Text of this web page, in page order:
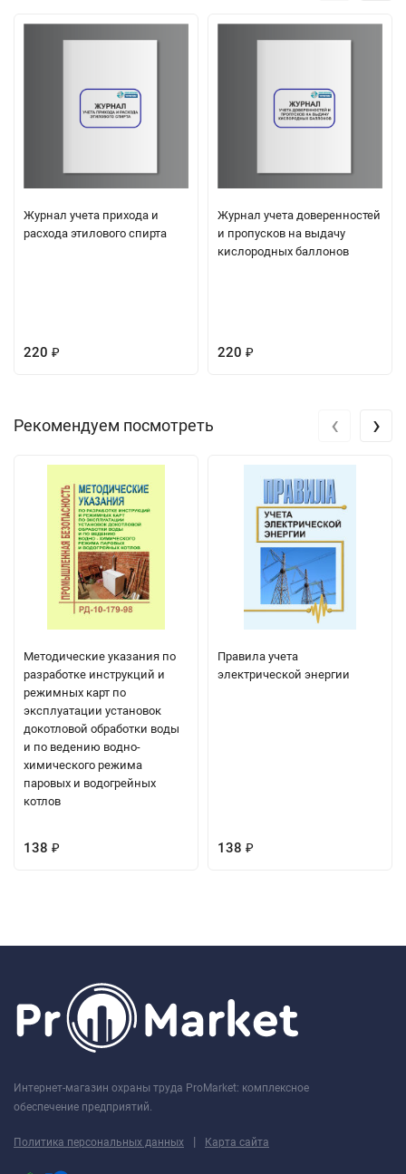
Журнал учета прихода и
расхода этилового спирта
220 ₽
Журнал учета доверенностей
и пропусков на выдачу
кислородных баллонов
220 ₽
Рекомендуем посмотреть
Методические указания по
разработке инструкций и
режимных карт по
эксплуатации установок
докотловой обработки воды
и по ведению водно-
химического режима
паровых и водогрейных
котлов
138 ₽
Правила учета
электрической энергии
138 ₽
‹ ›
Интернет-магазин охраны труда ProMarket: комплексное
обеспечение предприятий.
Политика персональных данных | Карта сайта